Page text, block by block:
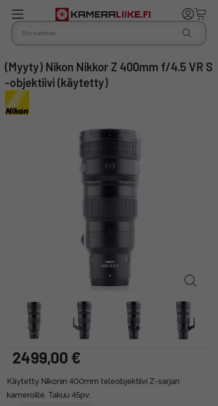
(Myyty) Nikon Nikkor Z 400mm f/4.5 VR S
-objektiivi (käytetty)
2499,00 €
Käytetty Nikonin 400mm teleobjektiivi Z-sarjan
kameroille. Takuu 45pv.